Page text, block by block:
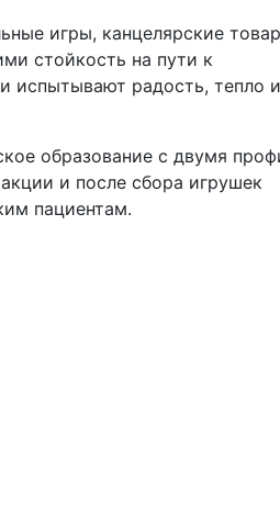
игры, канцелярские
стойкость на пути к
испытывают радость, тепло и
образование с двумя
и после сбора игрушек
пациентам.